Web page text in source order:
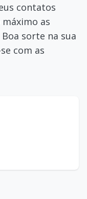
contatos
as
sorte na sua
com as